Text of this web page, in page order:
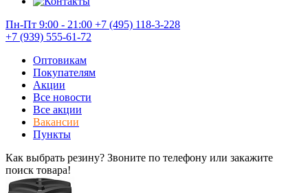
Пн-Пт 9:00 - 21:00 +7 (495) 118-3-228
+7 (939) 555-61-72
Оптовикам
Покупателям
Акции
Все новости
Все акции
Вакансии
Пункты
Как выбрать резину? Звоните по телефону или закажите
поиск товара!